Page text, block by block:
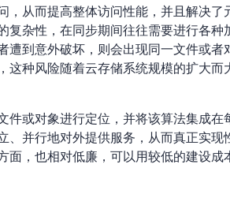
从而提高整体访问性能，并且解决
杂性，在同步期间往往需要进行各
到意外破坏，则会出现同一文件或
种风险随着云存储系统规模的扩大
或对象进行定位，并将该算法集成
并行地对外提供服务，从而真正实
，也相对低廉，可以用较低的建设成